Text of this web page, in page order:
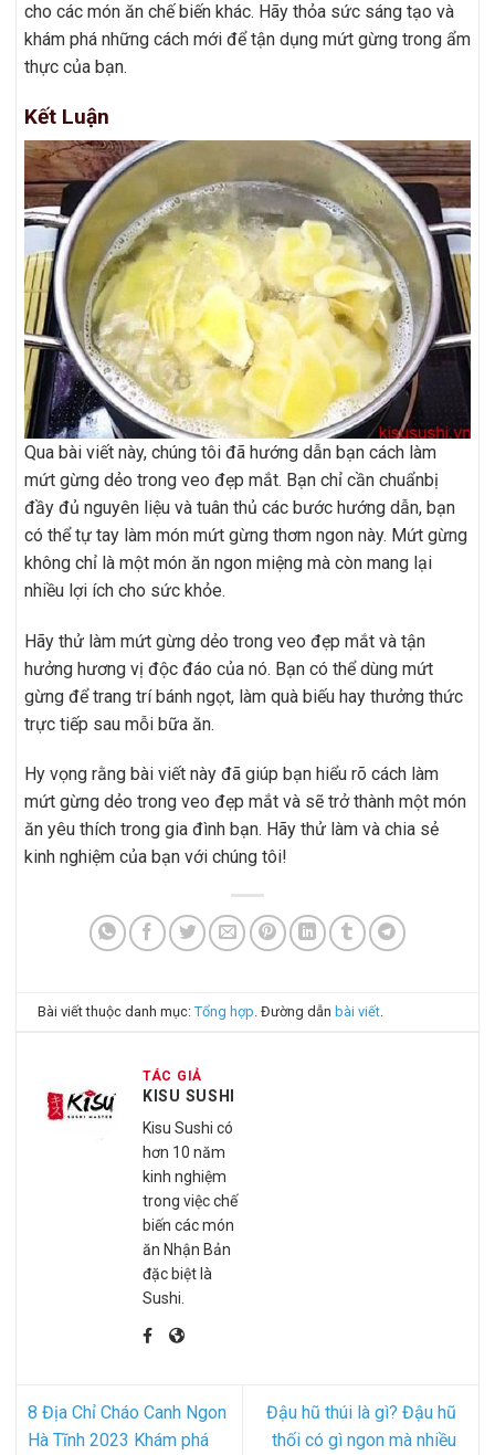
cho các món ăn chế biến khác. Hãy thỏa sức sáng tạo và
khám phá những cách mới để tận dụng mứt gừng trong ẩm
thực của bạn.
Kết Luận
Qua bài viết này, chúng tôi đã hướng dẫn bạn cách làm
mứt gừng dẻo trong veo đẹp mắt. Bạn chỉ cần chuẩnbị
đầy đủ nguyên liệu và tuân thủ các bước hướng dẫn, bạn
có thể tự tay làm món mứt gừng thơm ngon này. Mứt gừng
không chỉ là một món ăn ngon miệng mà còn mang lại
nhiều lợi ích cho sức khỏe.
Hãy thử làm mứt gừng dẻo trong veo đẹp mắt và tận
hưởng hương vị độc đáo của nó. Bạn có thể dùng mứt
gừng để trang trí bánh ngọt, làm quà biếu hay thưởng thức
trực tiếp sau mỗi bữa ăn.
Hy vọng rằng bài viết này đã giúp bạn hiểu rõ cách làm
mứt gừng dẻo trong veo đẹp mắt và sẽ trở thành một món
ăn yêu thích trong gia đình bạn. Hãy thử làm và chia sẻ
kinh nghiệm của bạn với chúng tôi!
Bài viết thuộc danh mục:Tổng hợp . Đường dẫnbài viết
TÁC GIẢ
KISU SUSHI
Kisu Sushi có
hơn 10 năm
kinh nghiệm
trong việc chế
biến các món
ăn Nhận Bản
đặc biệt là
Sushi.
8 Địa Chỉ Cháo Canh Ngon
Hà Tĩnh 2023 Khám phá
Đậu hũ thúi là gì? Đậu hũ
thối có gì ngon mà nhiều